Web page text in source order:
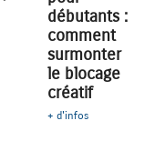
débutants :
comment
surmonter
le blocage
créatif
+ d'infos